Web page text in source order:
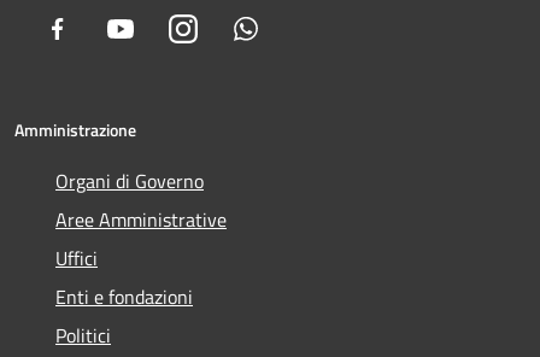
Facebook YoutubeInstagram
Amministrazione
Organi di Governo
Aree Amministrative
Uffici
Enti e fondazioni
Politici